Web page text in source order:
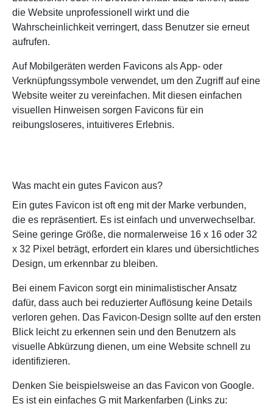
die Website unprofessionell wirkt und die
Wahrscheinlichkeit verringert, dass Benutzer sie erneut
aufrufen.
Auf Mobilgeräten werden Favicons als App- oder
Verknüpfungssymbole verwendet, um den Zugriff auf eine
Website weiter zu vereinfachen. Mit diesen einfachen
visuellen Hinweisen sorgen Favicons für ein
reibungsloseres, intuitiveres Erlebnis.
Was macht ein gutes Favicon aus?
Ein gutes Favicon ist oft eng mit der Marke verbunden,
die es repräsentiert. Es ist einfach und unverwechselbar.
Seine geringe Größe, die normalerweise 16 x 16 oder 32
x 32 Pixel beträgt, erfordert ein klares und übersichtliches
Design, um erkennbar zu bleiben.
Bei einem Favicon sorgt ein minimalistischer Ansatz
dafür, dass auch bei reduzierter Auflösung keine Details
verloren gehen. Das Favicon-Design sollte auf den ersten
Blick leicht zu erkennen sein und den Benutzern als
visuelle Abkürzung dienen, um eine Website schnell zu
identifizieren.
Denken Sie beispielsweise an das Favicon von Google.
Es ist ein einfaches G mit Markenfarben (Links zu: